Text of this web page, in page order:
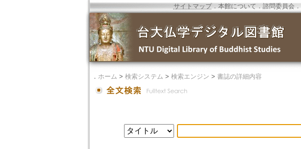
サイトマップ．本館について ． 諮問委員会．
． ホーム > 検索システム > 検索エンジン > 書誌の詳細内容